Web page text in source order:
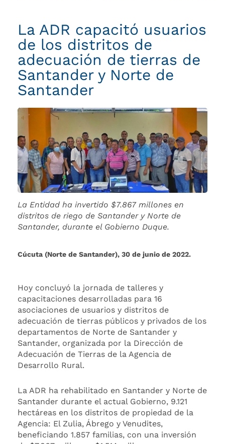
La ADR capacitó usuarios
de los distritos de
adecuación de tierras de
Santander y Norte de
Santander
La Entidad ha invertido $7.867 millones en
distritos de riego de Santander y Norte de
Santander, durante el Gobierno Duque.
Cúcuta (Norte de Santander), 30 de junio de 2022.
Hoy concluyó la jornada de talleres y
capacitaciones desarrolladas para 16
asociaciones de usuarios y distritos de
adecuación de tierras públicos y privados de los
departamentos de Norte de Santander y
Santander, organizada por la Dirección de
Adecuación de Tierras de la Agencia de
Desarrollo Rural.
La ADR ha rehabilitado en Santander y Norte de
Santander durante el actual Gobierno, 9.121
hectáreas en los distritos de propiedad de la
Agencia: El Zulia, Ábrego y Venudites,
beneficiando 1.857 familias, con una inversión
tierras
de
Santander
Norte
de
Santander